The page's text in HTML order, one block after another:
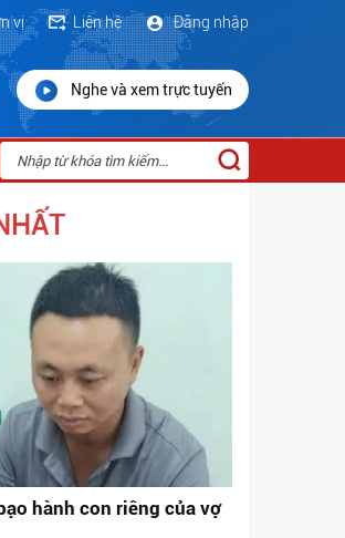
Đăng nhập
Liên hệ
vị
Nghe và xem trực tuyến
hành con riêng của vợ